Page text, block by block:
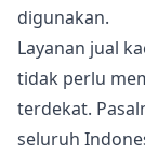
digunakan.
Layanan jual
tidak perlu
terdekat.
seluruh